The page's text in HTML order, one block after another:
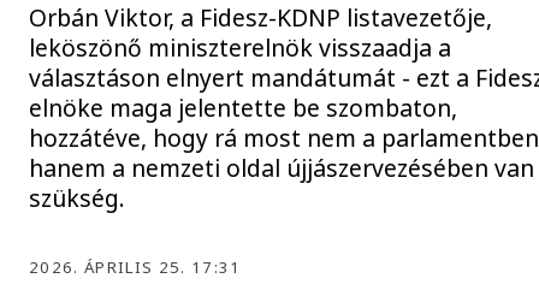
Orbán Viktor, a Fidesz-KDNP listavezetője,
leköszönő miniszterelnök visszaadja a
választáson elnyert mandátumát - ezt a
elnöke maga jelentette be szombaton,
hozzátéve, hogy rá most nem a
hanem a nemzeti oldal újjászervezésében van
szükség.
2026. ÁPRILIS 25. 17:31